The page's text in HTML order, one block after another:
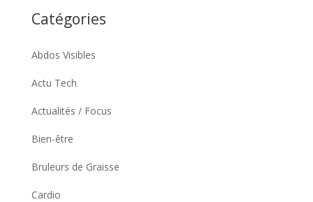
Catégories
Abdos Visibles
Actu Tech
Actualités / Focus
Bien-être
Bruleurs de Graisse
Cardio